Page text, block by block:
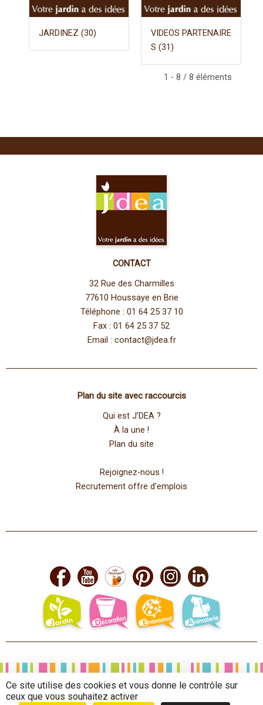
Ce site utilise des cookies et vous donne le contrôle sur
ceux que vous souhaitez activer
JARDINEZ (30)
VIDEOS PARTENAIRE
S (31)
1 - 8 / 8 éléments
CONTACT
32 Rue des Charmilles
77610 Houssaye en Brie
Téléphone : 01 64 25 37 10
Fax : 01 64 25 37 52
Email : contact@jdea.fr
Plan du site avec raccourcis
Qui est J’DEA ?
À la une !
Plan du site
Rejoignez-nous !
Recrutement offre d'emplois